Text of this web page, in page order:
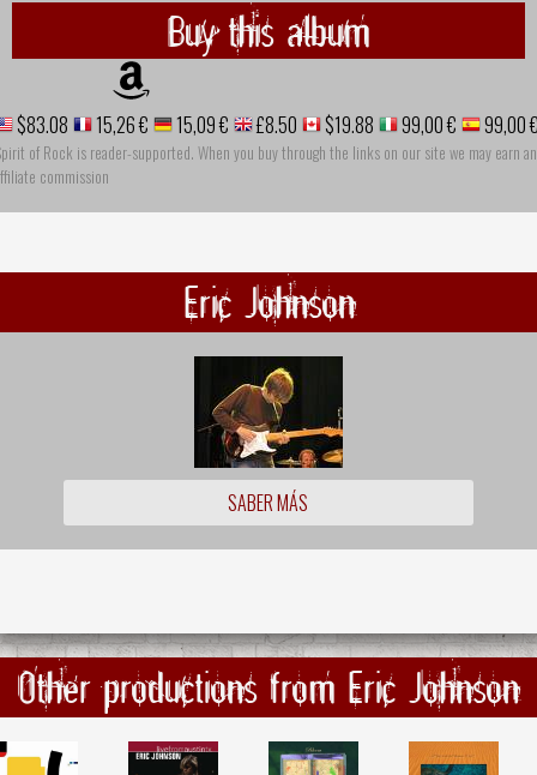
Buy this album
$83.08 15,26 € 15,09 € £8.50 $19.88 99,00 € 99,00
of Rock is reader-supported. When you buy through the links on our site we may earn an
commission
Eric Johnson
SABER MÁS
Other productions from Eric Johnson